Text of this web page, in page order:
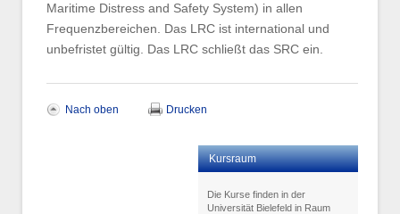
Maritime Distress and Safety System) in allen
Frequenzbereichen. Das LRC ist international und
unbefristet gültig. Das LRC schließt das SRC ein.
Nach oben Drucken
Kursraum
Die Kurse finden in der
Universität Bielefeld in Raum